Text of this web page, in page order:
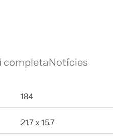
completaNotícies
184
21.7 x 15.7